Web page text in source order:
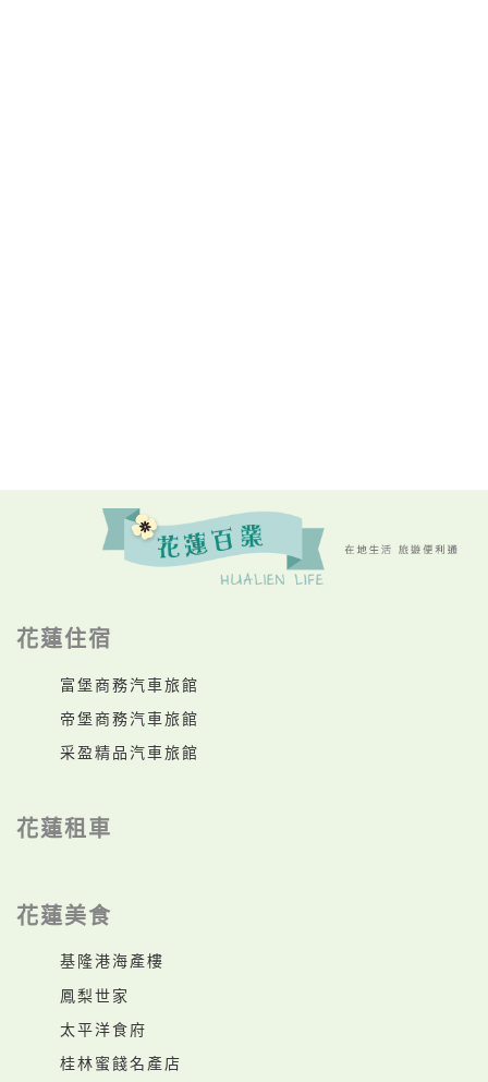
花蓮住宿
富堡商務汽車旅館
帝堡商務汽車旅館
采盈精品汽車旅館
花蓮租車
花蓮美食
基隆港海產樓
鳳梨世家
太平洋食府
桂林蜜餞名產店